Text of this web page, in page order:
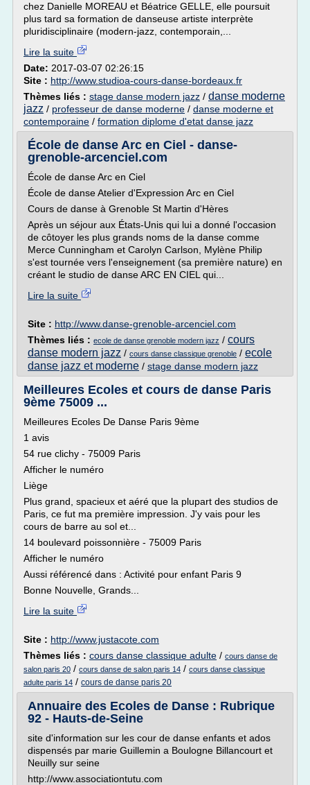
chez Danielle MOREAU et Béatrice GELLE, elle poursuit
plus tard sa formation de danseuse artiste interprète
pluridisciplinaire (modern-jazz, contemporain,...
Lire la suite
Date: 2017-03-07 02:26:15
Site : http://www.studioa-cours-danse-bordeaux.fr
Thèmes liés : stage danse modern jazz / danse moderne
jazz / professeur de danse moderne / danse moderne et
contemporaine / formation diplome d'etat danse jazz
École de danse Arc en Ciel - danse-
grenoble-arcenciel.com
École de danse Arc en Ciel
École de danse Atelier d'Expression Arc en Ciel
Cours de danse à Grenoble St Martin d'Hères
Après un séjour aux États-Unis qui lui a donné l'occasion
de côtoyer les plus grands noms de la danse comme
Merce Cunningham et Carolyn Carlson, Mylène Philip
s'est tournée vers l'enseignement (sa première nature) en
créant le studio de danse ARC EN CIEL qui...
Lire la suite
Site : http://www.danse-grenoble-arcenciel.com
Thèmes liés : ecole de danse grenoble modern jazz / cours
danse modern jazz / cours danse classique grenoble / ecole
danse jazz et moderne / stage danse modern jazz
Meilleures Ecoles et cours de danse Paris
9ème 75009 ...
Meilleures Ecoles De Danse Paris 9ème
1 avis
54 rue clichy - 75009 Paris
Afficher le numéro
Liège
Plus grand, spacieux et aéré que la plupart des studios de
Paris, ce fut ma première impression. J'y vais pour les
cours de barre au sol et...
14 boulevard poissonnière - 75009 Paris
Afficher le numéro
Aussi référencé dans : Activité pour enfant Paris 9
Bonne Nouvelle, Grands...
Lire la suite
Site : http://www.justacote.com
Thèmes liés : cours danse classique adulte / cours danse de
salon paris 20 / cours danse de salon paris 14 / cours danse classique
adulte paris 14 / cours de danse paris 20
Annuaire des Ecoles de Danse : Rubrique
92 - Hauts-de-Seine
site d'information sur les cour de danse enfants et ados
dispensés par marie Guillemin a Boulogne Billancourt et
Neuilly sur seine
http://www.associationtutu.com